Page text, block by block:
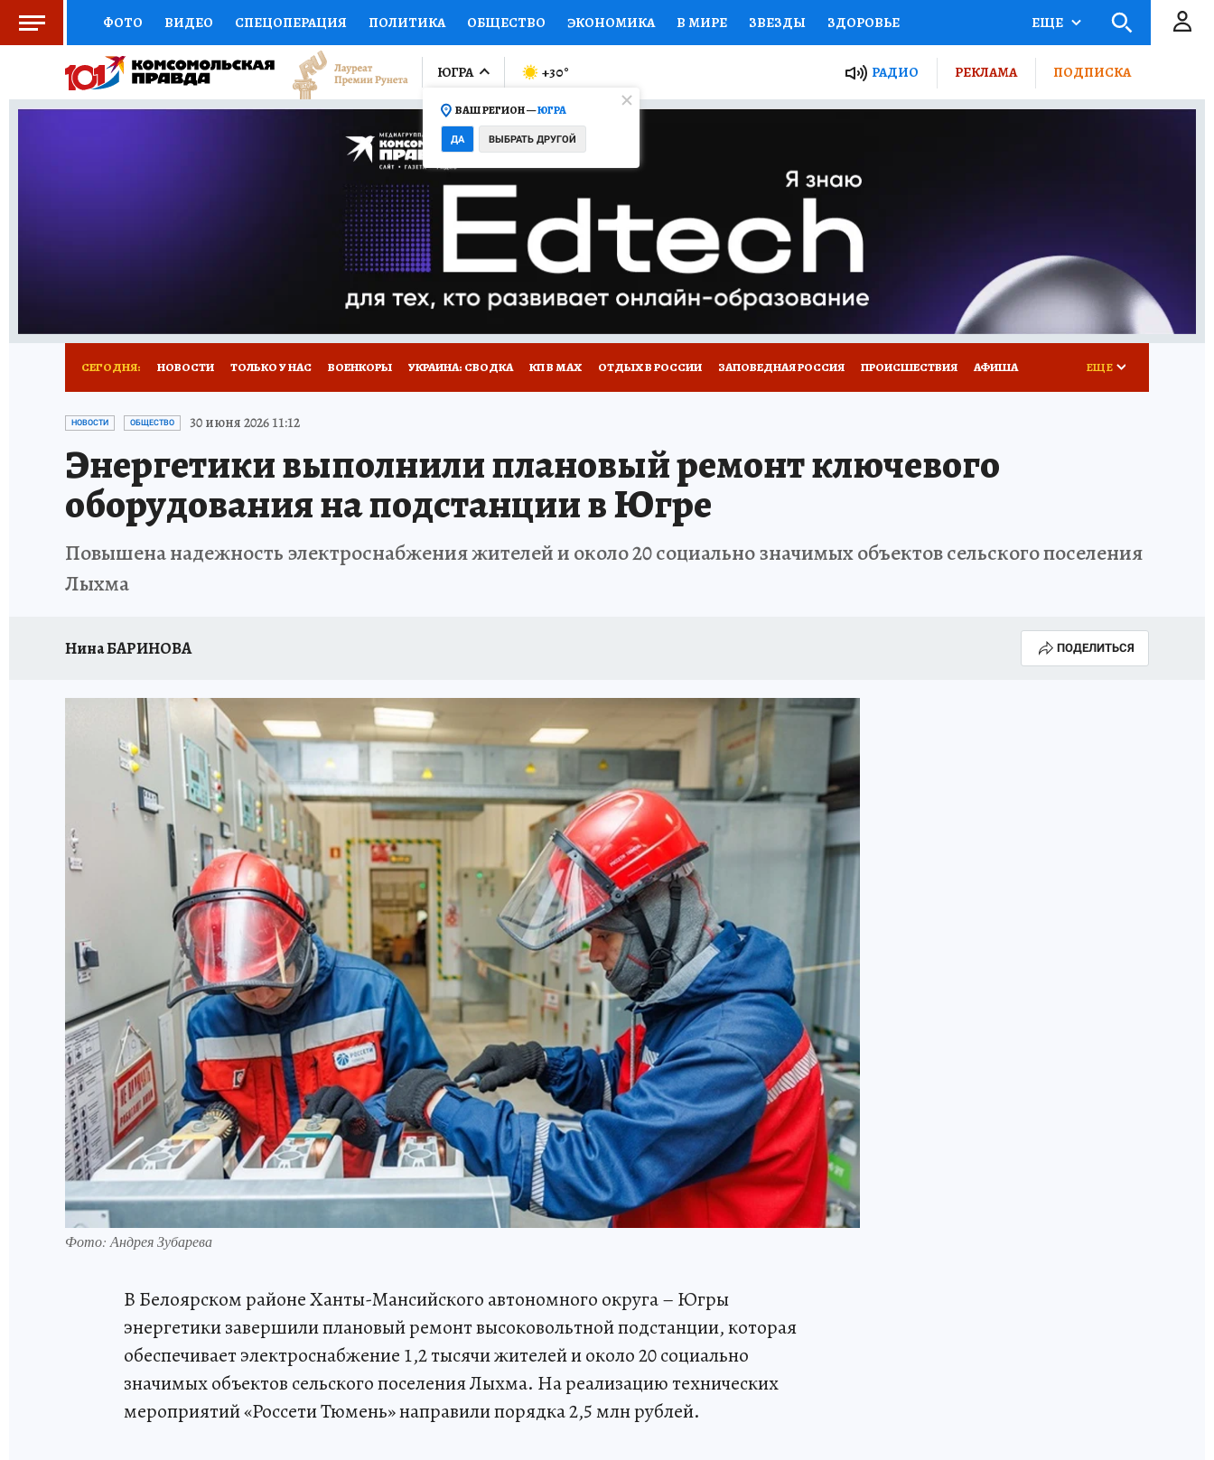
ФОТО ВИДЕО СПЕЦОПЕРАЦИЯ ПОЛИТИКА ОБЩЕСТВО ЭКОНОМИКА В МИРЕ ЗВЕЗДЫ ЗДОРОВЬЕ
СОЦПОДДЕРЖКА НАУКА СПОРТ КОЛУМНИСТЫ ПРОИСШЕСТВИЯ НАЦИОНАЛЬНЫЕ ПРОЕКТЫ РОССИИ
ВЫБОР ЭКСПЕРТОВ ДОКТОР ФИНАНСЫ ОТКРЫВАЕМ МИР СЕМЬЯ ЖЕНСКИЕ СЕКРЕТЫ ПУТЕВОДИТЕЛЬ
ПРОГНОЗЫ НА СПОРТ ПРОМОКОДЫ СЕРИАЛЫ
ТЕЛЕВИЗОР КОЛЛЕКЦИИ КОНКУРСЫ ГИД ПОТРЕБИТЕЛЯ
НОВОЕ НА САЙТЕ
ЕЩЕ
ЮГРА
ВАШ РЕГИОН —ЮГРА
ДА ВЫБРАТЬ ДРУГОЙ
+30° РАДИО РЕКЛАМА ПОДПИСКА
СЕГОДНЯ: НОВОСТИ ТОЛЬКО У НАС ВОЕНКОРЫ УКРАИНА: СВОДКА КП В МАХ ОТДЫХ В РОССИИ ЗАПОВЕДНАЯ РОССИЯ ПРОИСШЕСТВИЯ АФИША
ИСПЫТАНО НА СЕБЕ
ЕЩЕ
НОВОСТИ ОБЩЕСТВО 30 июня 2026 11:12
Энергетики выполнили плановый ремонт ключевого
оборудования на подстанции в Югре
Повышена надежность электроснабжения жителей и около 20 социально значимых объектов сельского поселения
Лыхма
Нина БАРИНОВА ПОДЕЛИТЬСЯ
Фото: Андрея Зубарева
В Белоярском районе Ханты-Мансийского автономного округа – Югры
энергетики завершили плановый ремонт высоковольтной подстанции, которая
обеспечивает электроснабжение 1,2 тысячи жителей и около 20 социально
значимых объектов сельского поселения Лыхма. На реализацию технических
мероприятий «Россети Тюмень» направили порядка 2,5 млн рублей.